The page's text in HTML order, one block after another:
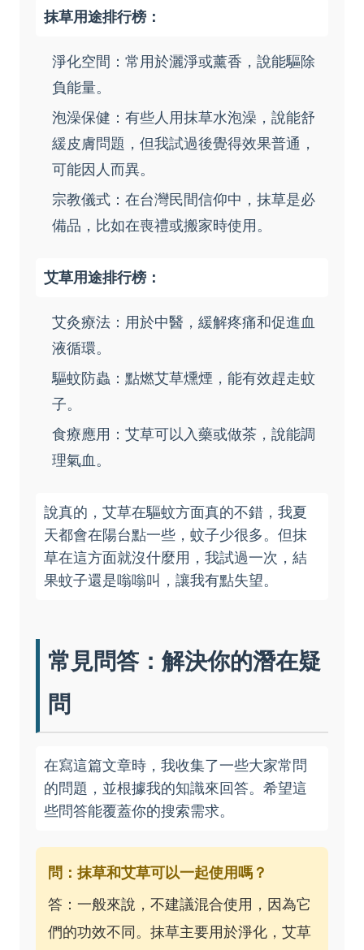
抹草用途排行榜：
淨化空間：常用於灑淨或薰香，說能驅除
負能量。
泡澡保健：有些人用抹草水泡澡，說能舒
緩皮膚問題，但我試過後覺得效果普通，
可能因人而異。
宗教儀式：在台灣民間信仰中，抹草是必
備品，比如在喪禮或搬家時使用。
艾草用途排行榜：
艾灸療法：用於中醫，緩解疼痛和促進血
液循環。
驅蚊防蟲：點燃艾草燻煙，能有效趕走蚊
子。
食療應用：艾草可以入藥或做茶，說能調
理氣血。
說真的，艾草在驅蚊方面真的不錯，我夏
天都會在陽台點一些，蚊子少很多。但抹
草在這方面就沒什麼用，我試過一次，結
果蚊子還是嗡嗡叫，讓我有點失望。
常見問答：解決你的潛在疑
問
在寫這篇文章時，我收集了一些大家常問
的問題，並根據我的知識來回答。希望這
些問答能覆蓋你的搜索需求。
問：抹草和艾草可以一起使用嗎？
答：一般來說，不建議混合使用，因為它
們的功效不同。抹草主要用於淨化，艾草